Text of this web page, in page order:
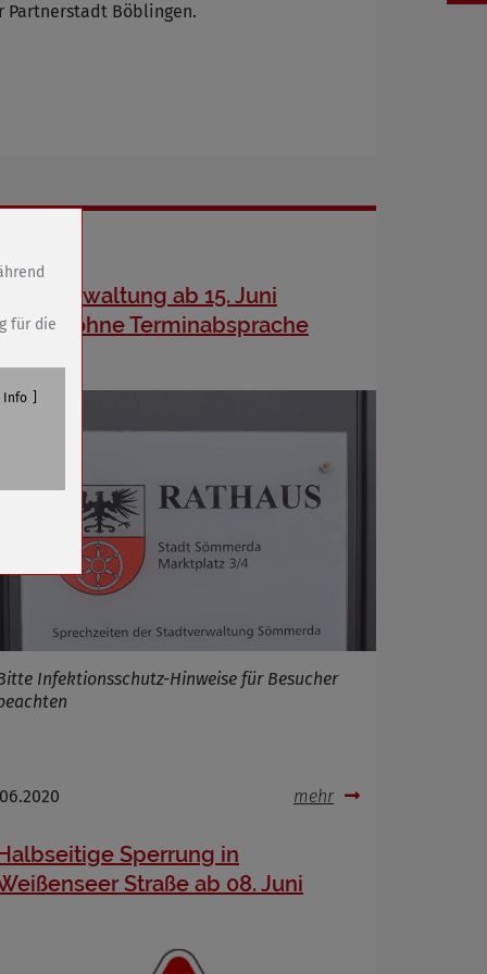
Partnerstadt Böblingen.
Stadtverwaltung ab 15. Juni
ohne Terminabsprache
Infektionsschutz-Hinweise für Besucher
mehr
Sperrung in
Straße ab 08. Juni
für die
Info